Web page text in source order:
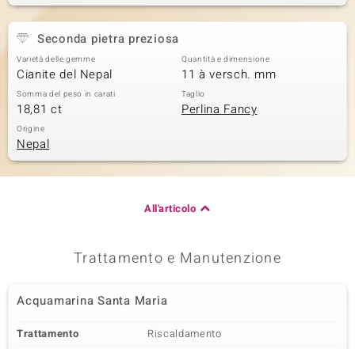
Seconda pietra preziosa
Varietà delle gemme
Cianite del Nepal
Quantità e dimensione
11 à versch. mm
Somma del peso in carati
18,81 ct
Taglio
Perlina Fancy
Origine
Nepal
All'articolo
Trattamento e Manutenzione
Acquamarina Santa Maria
Trattamento Riscaldamento